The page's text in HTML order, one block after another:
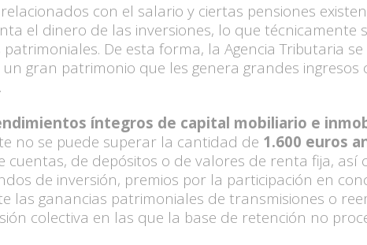
con el salario y ciertas pensiones
el dinero de las inversiones, lo que
De esta forma, la Agencia Tributaria
gran patrimonio que les genera grandes
íntegros de capital mobiliario e
no se puede superar la cantidad de 1.600 euros
cuentas, de depósitos o de valores de renta fija,
de inversión, premios por la participación en
las ganancias patrimoniales de transmisiones o
colectiva en las que la base de retención no